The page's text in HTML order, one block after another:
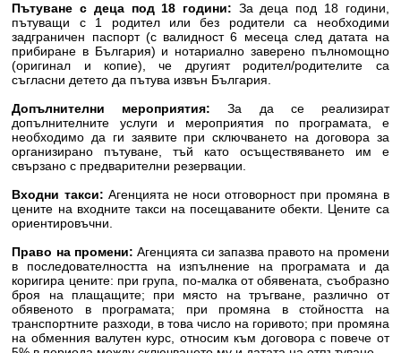
Пътуване с деца под 18 години: За деца под 18 години,
пътуващи с 1 родител или без родители са необходими
задграничен паспорт (с валидност 6 месеца след датата на
прибиране в България) и нотариално заверено пълномощно
(оригинал и копие), че другият родител/родителите са
съгласни детето да пътува извън България.
Допълнителни мероприятия: За да се реализират
допълнителните услуги и мероприятия по програмата, е
необходимо да ги заявите при сключването на договора за
организирано пътуване, тъй като осъществяването им е
свързано с предварителни резервации.
Входни такси: Агенцията не носи отговорност при промяна в
цените на входните такси на посещаваните обекти. Цените са
ориентировъчни.
Право на промени: Агенцията си запазва правото на промени
в последователността на изпълнение на програмата и да
коригира цените: при група, по-малка от обявената, съобразно
броя на плащащите; при място на тръгване, различно от
обявеното в програмата; при промяна в стойността на
транспортните разходи, в това число на горивото; при промяна
на обменния валутен курс, относим към договора с повече от